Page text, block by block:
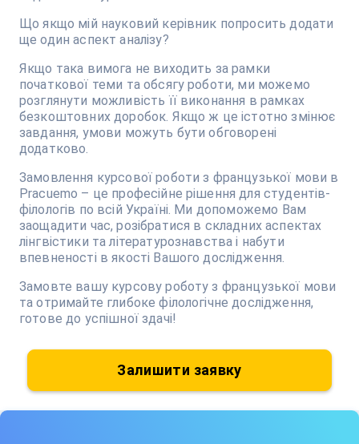
Що якщо мій науковий керівник попросить додати
ще один аспект аналізу?
Якщо така вимога не виходить за рамки
початкової теми та обсягу роботи, ми можемо
розглянути можливість її виконання в рамках
безкоштовних доробок. Якщо ж це істотно змінює
завдання, умови можуть бути обговорені
додатково.
Замовлення курсової роботи з французької мови в
Pracuemo – це професійне рішення для студентів-
філологів по всій Україні. Ми допоможемо Вам
заощадити час, розібратися в складних аспектах
лінгвістики та літературознавства і набути
впевненості в якості Вашого дослідження.
Замовте вашу курсову роботу з французької мови
та отримайте глибоке філологічне дослідження,
готове до успішної здачі!
Залишити заявку